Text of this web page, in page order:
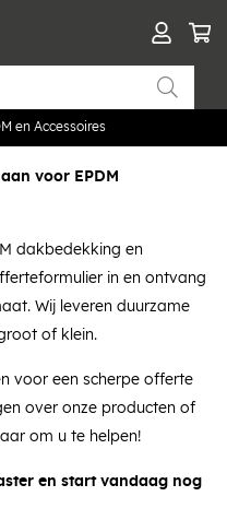
en Accessoires
voor EPDM
dakbedekking en
in en ontvang
Wij leveren duurzame
of klein.
voor een scherpe offerte
over onze producten of
om u te helpen!
en start vandaag nog